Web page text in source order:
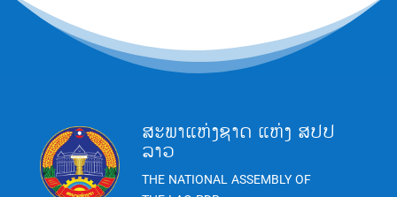
ສະພາແຫ່ງຊາດ ແຫ່ງ ສປປ
ລາວ
THE NATIONAL ASSEMBLY OF